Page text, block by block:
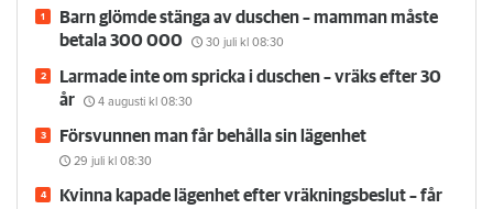
Barn glömde stänga av duschen – mamman måste
betala 300 000
30 juli kl 08:30
Larmade inte om spricka i duschen – vräks efter 30
år
4 augusti kl 08:30
Försvunnen man får behålla sin lägenhet
29 juli kl 08:30
Kvinna kapade lägenhet efter vräkningsbeslut – får